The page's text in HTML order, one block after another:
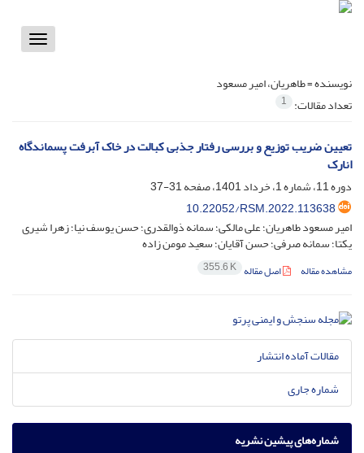
Toggle
نویسنده =طاهریان، امیر مسعود
تعداد مقالات: 1
تعیین ضریب توزیع و بررسی رفتار جذبی کبالت در خاک آبرفت پسماندگاه
انارک
دوره 11، شماره 1، خرداد 1401، صفحه
31-37
10.22052/RSM.2022.113638
امیر مسعود طاهریان؛ علی مالکی؛ سمانه ذوالقدری؛ حسن یوسف نیا؛ زهرا شیری
یکتا؛ سمانه صرفی؛ حسن آقایان؛ سعید مومن زاده
مشاهده مقاله اصل مقاله 355.6 K
مقالات آماده انتشار
شماره جاری
شماره‌های پیشین نشریه